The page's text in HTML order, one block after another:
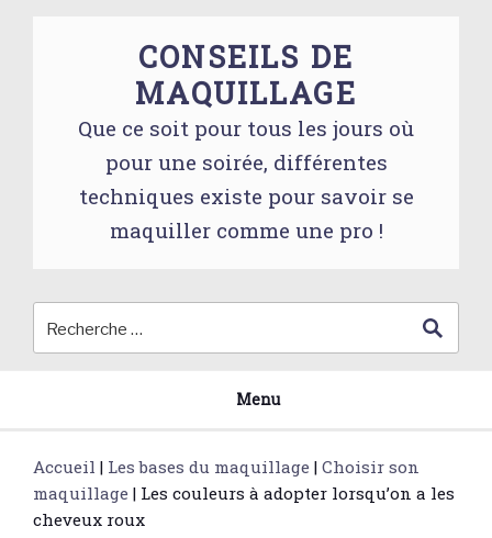
CONSEILS DE
MAQUILLAGE
Que ce soit pour tous les jours où
pour une soirée, différentes
techniques existe pour savoir se
maquiller comme une pro !
Menu
Accueil | Les bases du maquillage | Choisir son
maquillage | Les couleurs à adopter lorsqu’on a les
cheveux roux